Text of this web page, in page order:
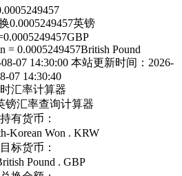
0.0005249457英镑
0.0005249457GBP
= 0.0005249457British Pound
07 14:30:00本站更新时间：2026-
07 14:30:40
汇率计算器
镑汇率查询计算器
持有货币：
Korean Won . KRW
目标货币：
Pound . GBP